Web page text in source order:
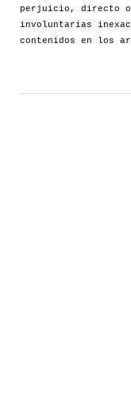
perjuicio, directo o
involuntarias
contenidos en los